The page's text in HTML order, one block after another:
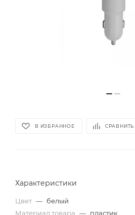
В ИЗБРАННОЕ СРАВНИТЬ
Характеристики
Цвет — белый
Материал товара — пластик